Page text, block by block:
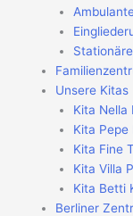
Unsere Kitas
Kita Nella
Kita Pepe
Kita Fine
Kita Villa
Kita Betti
Berliner